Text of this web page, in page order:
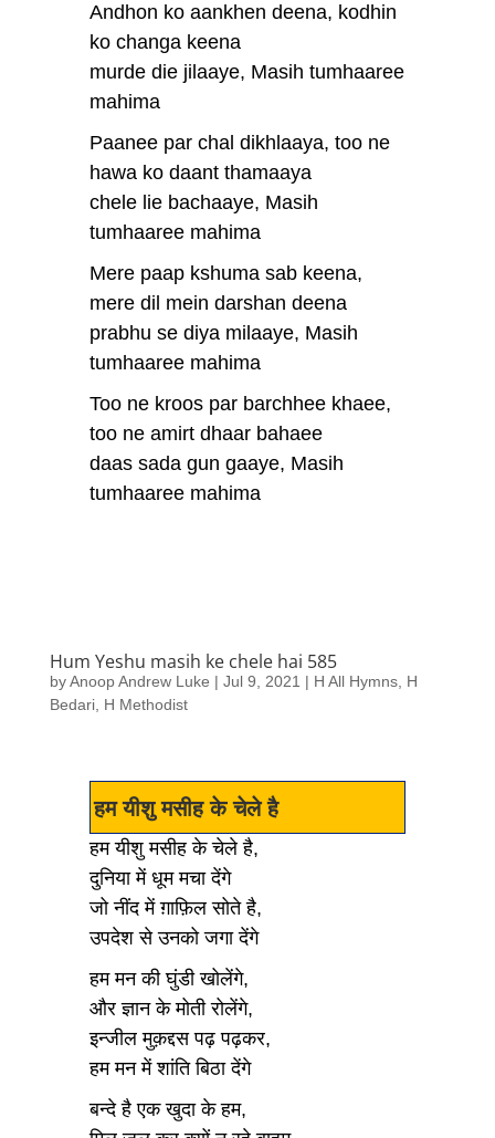
Andhon ko aankhen deena, kodhin
ko changa keena
murde die jilaaye, Masih tumhaaree
mahima
Paanee par chal dikhlaaya, too ne
hawa ko daant thamaaya
chele lie bachaaye, Masih
tumhaaree mahima
Mere paap kshuma sab keena,
mere dil mein darshan deena
prabhu se diya milaaye, Masih
tumhaaree mahima
Too ne kroos par barchhee khaee,
too ne amirt dhaar bahaee
daas sada gun gaaye, Masih
tumhaaree mahima
Hum Yeshu masih ke chele hai 585
byAnoop Andrew Luke | Jul 9, 2021 | H All Hymns, H
Bedari, H Methodist
हम यीशु मसीह के चेले है
हम यीशु मसीह के चेले है,
दुनिया में धूम मचा देंगे
जो नींद में ग़ाफ़िल सोते है,
उपदेश से उनको जगा देंगे
हम मन की घुंडी खोलेंगे,
और ज्ञान के मोती रोलेंगे,
इन्जील मुक़द्दस पढ़ पढ़कर,
हम मन में शांति बिठा देंगे
बन्दे है एक खुदा के हम,